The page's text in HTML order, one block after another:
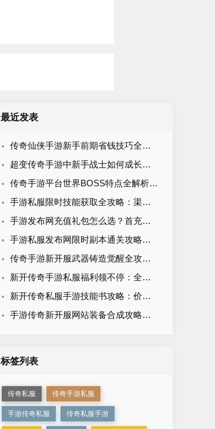
最近发表
传奇仙侠手游新手前期省钱技巧全攻略：零氪微氪资源规划与消费避坑指南
超变传奇手游中新手战士如何成长：从一刀被秒到全服霸主的进阶路线
传奇手游平台世界BOSS特点全解析：刷新机制与击杀策略
手游私服限时技能获取全攻略：渠道周期与材料准备指南
手游发布网充值礼包怎么选？首充月卡累充限时礼包性价比全解析
手游私服发布网限时副本通关攻略：时间分配与效率打法全解析
传奇手游新开服武器铸造觉醒全攻略：从入门到神兵的系统养成指南
新开传奇手游私服福利领不停：全类型福利拆解与最大化领取攻略
新开传奇私服手游技能书攻略：价值评估、获取途径与职业优先级
手游传奇新开服网站装备合成攻略：材料大全与成功率提升技巧
标签列表
传奇私服 传奇手游私服
手游传奇私服 传奇私服手游